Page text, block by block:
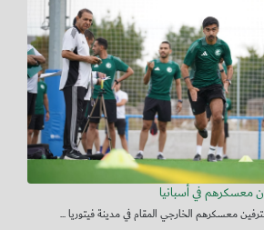
في أسبانيا
معسكرهم الخارجي المقام في مدينة فيتوريا ...